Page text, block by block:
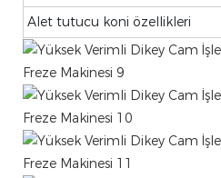
Alet tutucu koni özellikleri